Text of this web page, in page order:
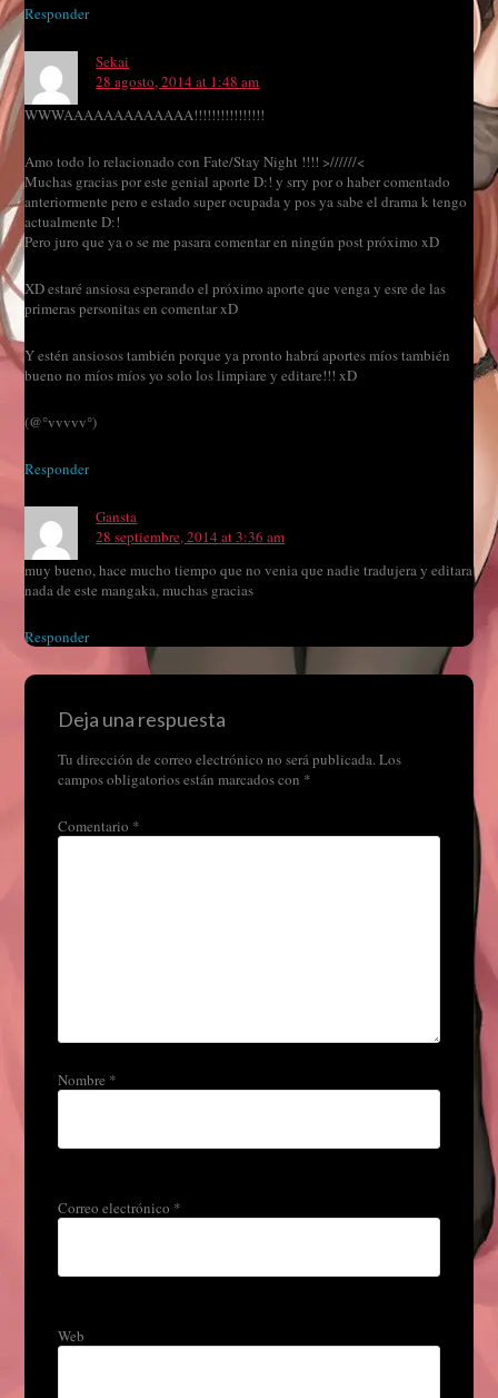
Responder
Sekai
28 agosto, 2014 at 1:48 am
WWWAAAAAAAAAAAAA!!!!!!!!!!!!!!!!
Amo todo lo relacionado con Fate/Stay Night !!!! >//////<
Muchas gracias por este genial aporte D:! y srry por o haber comentado
anteriormente pero e estado super ocupada y pos ya sabe el drama k tengo
actualmente D:!
Pero juro que ya o se me pasara comentar en ningún post próximo xD
XD estaré ansiosa esperando el próximo aporte que venga y esre de las
primeras personitas en comentar xD
Y estén ansiosos también porque ya pronto habrá aportes míos también
bueno no míos míos yo solo los limpiare y editare!!! xD
(@°vvvvv°)
Responder
Gansta
28 septiembre, 2014 at 3:36 am
muy bueno, hace mucho tiempo que no venia que nadie tradujera y editara
nada de este mangaka, muchas gracias
Responder
Deja una respuesta
Tu dirección de correo electrónico no será publicada.Los
campos obligatorios están marcados con *
Comentario *
Nombre *
Correo electrónico *
Web